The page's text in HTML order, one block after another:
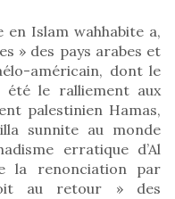
en Islam wahhabite a,
» des pays arabes et
américain, dont le
été le ralliement aux
palestinien Hamas,
sunnite au monde
erratique d’Al
la renonciation par
au retour » des